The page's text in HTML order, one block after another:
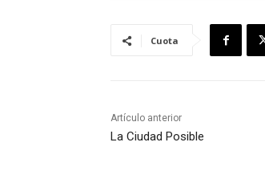
Cuota
Artículo anterior
La Ciudad Posible